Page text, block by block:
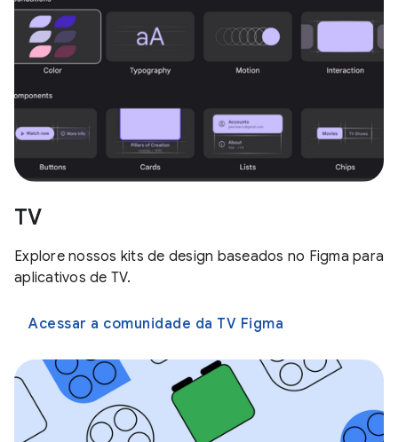
TV
Explore nossos kits de design baseados no Figma para
aplicativos de TV.
Acessar a comunidade da TV Figma